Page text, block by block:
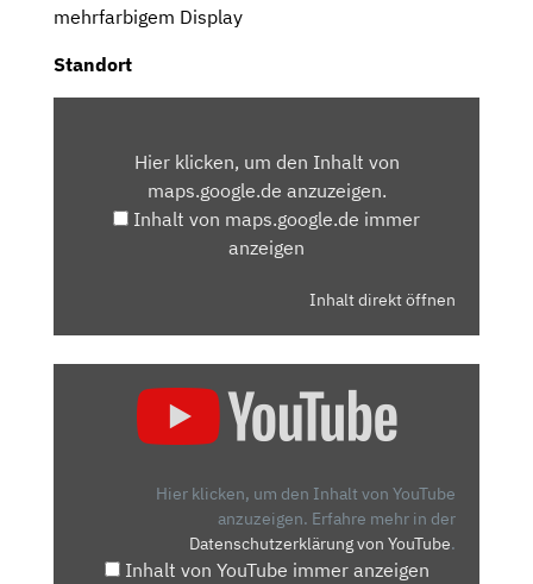
mehrfarbigem Display
Standort
MAPS.GOOGLE.DEHier klicken, um den Inhalt von
maps.google.de anzuzeigen.
Inhalt von maps.google.de immer
anzeigen
Inhalt direkt öffnen
AUSLAUFMODELL!
Hier klicken, um den Inhalt von YouTube
anzuzeigen. Erfahre mehr in der
Datenschutzerklärung von YouTube.
Inhalt von YouTube immer anzeigen